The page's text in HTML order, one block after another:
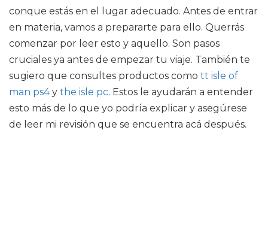
conque estás en el lugar adecuado. Antes de entrar
en materia, vamos a prepararte para ello. Querrás
comenzar por leer esto y aquello. Son pasos
cruciales ya antes de empezar tu viaje. También te
sugiero que consultes productos como tt isle of
man ps4y the isle pc. Estos le ayudarán a entender
esto más de lo que yo podría explicar y asegúrese
de leer mi revisión que se encuentra acá después.